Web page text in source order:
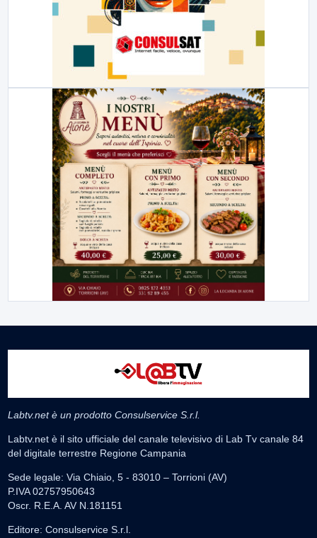
Labtv.net è un prodotto Consulservice S.r.l.
Labtv.net è il sito ufficiale del canale televisivo di Lab Tv canale 84
del digitale terrestre Regione Campania
Sede legale: Via Chiaio, 5 - 83010 – Torrioni (AV)
P.IVA 02757950643
Oscr. R.E.A. AV N.181151
Editore: Consulservice S.r.l.